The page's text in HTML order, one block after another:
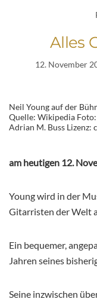
Alles
12. November
Neil Young auf der
Quelle: Wikipedia Foto:
Adrian M. Buss Lizenz:
am heutigen 12.
Young wird in der
Gitarristen der Welt
Ein bequemer,
Jahren seines
Seine inzwischen